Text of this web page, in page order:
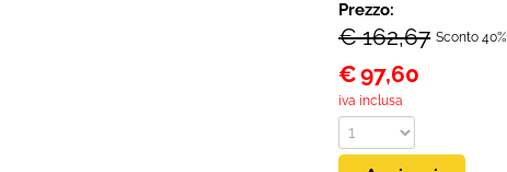
Prezzo:
€ 162,67 Sconto 40%
€97,60
iva inclusa